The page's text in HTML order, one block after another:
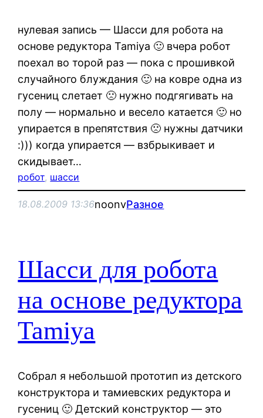
нулевая запись — Шасси для робота на
основе редуктора Tamiya 🙂 вчера робот
поехал во торой раз — пока с прошивкой
случайного блуждания 🙂 на ковре одна из
гусениц слетает 🙁 нужно подгягивать на
полу — нормально и весело катается 🙂 но
упирается в препятствия 🙁 нужны датчики
:))) когда упирается — взбрыкивает и
скидывает…
робот, шасси
18.08.2009 13:36noonvРазное
Шасси для робота
на основе редуктора
Tamiya
Собрал я небольшой прототип из детского
конструктора и тамиевских редуктора и
гусениц 🙂 Детский конструктор — это